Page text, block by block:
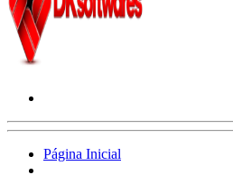
Página Inicial